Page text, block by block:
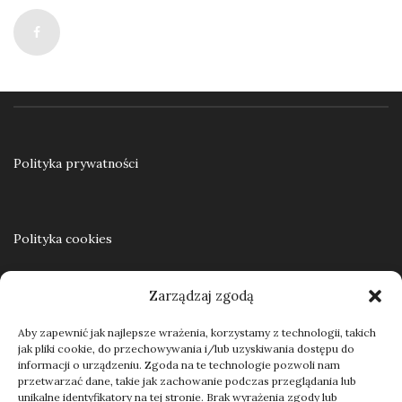
Zarządzaj zgodą
Aby zapewnić jak najlepsze wrażenia, korzystamy z technologii, takich
jak pliki cookie, do przechowywania i/lub uzyskiwania dostępu do
informacji o urządzeniu. Zgoda na te technologie pozwoli nam
przetwarzać dane, takie jak zachowanie podczas przeglądania lub
unikalne identyfikatory na tej stronie. Brak wyrażenia zgody lub
Dodaj do koszyka
Polityka prywatności
Polityka cookies
Kontakt